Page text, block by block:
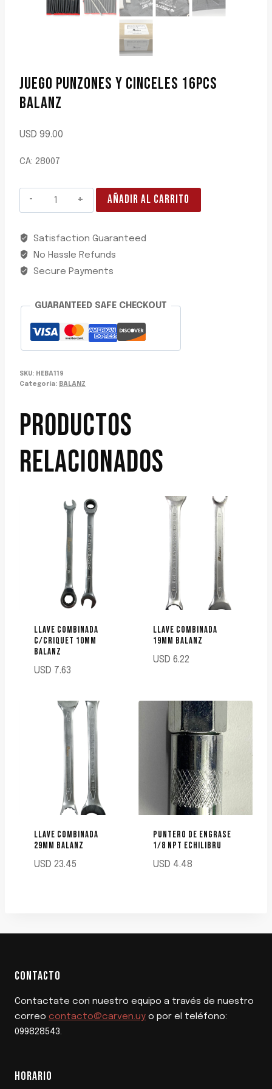
JUEGO PUNZONES Y CINCELES 16PCS
BALANZ
USD 99.00
CA: 28007
JUEGO
PUNZONES
CINCELES
16PCS
BALANZ
AÑADIR AL CARRITO
Satisfaction Guaranteed
No Hassle Refunds
Secure Payments
GUARANTEED SAFE CHECKOUT
SKU: HEBA119
Categoría: BALANZ
PRODUCTOS
RELACIONADOS
LLAVE COMBINADA
C/CRIQUET 10MM
BALANZ
USD 7.63
LLAVE COMBINADA
19MM BALANZ
USD 6.22
LLAVE COMBINADA
29MM BALANZ
USD 23.45
PUNTERO DE ENGRASE
1/8 NPT ECHILIBRU
USD 4.48
CONTACTO
Contactate con nuestro equipo a través de nuestro
correo contacto@carven.uy o por el teléfono:
099828543.
HORARIO